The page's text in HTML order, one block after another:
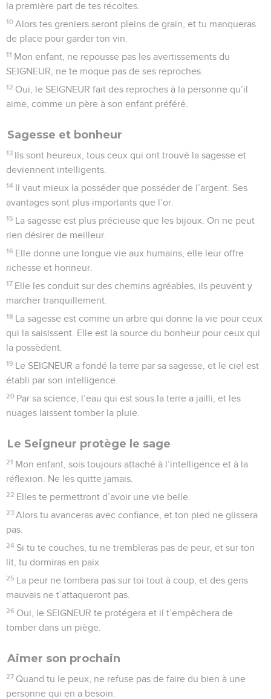
la première part de tes récoltes.
10 Alors tes greniers seront pleins de grain, et tu manqueras
de place pour garder ton vin.
11 Mon enfant, ne repousse pas les avertissements du
SEIGNEUR, ne te moque pas de ses reproches.
12 Oui, le SEIGNEUR fait des reproches à la personne qu’il
aime, comme un père à son enfant préféré.
Sagesse et bonheur
13 Ils sont heureux, tous ceux qui ont trouvé la sagesse et
deviennent intelligents.
14 Il vaut mieux la posséder que posséder de l’argent. Ses
avantages sont plus importants que l’or.
15 La sagesse est plus précieuse que les bijoux. On ne peut
rien désirer de meilleur.
16 Elle donne une longue vie aux humains, elle leur offre
richesse et honneur.
17 Elle les conduit sur des chemins agréables, ils peuvent y
marcher tranquillement.
18 La sagesse est comme un arbre qui donne la vie pour ceux
qui la saisissent. Elle est la source du bonheur pour ceux qui
la possèdent.
19 Le SEIGNEUR a fondé la terre par sa sagesse, et le ciel est
établi par son intelligence.
20 Par sa science, l’eau qui est sous la terre a jailli, et les
nuages laissent tomber la pluie.
Le Seigneur protège le sage
21 Mon enfant, sois toujours attaché à l’intelligence et à la
réflexion. Ne les quitte jamais.
22 Elles te permettront d’avoir une vie belle.
23 Alors tu avanceras avec confiance, et ton pied ne glissera
pas.
24 Si tu te couches, tu ne trembleras pas de peur, et sur ton
lit, tu dormiras en paix.
25 La peur ne tombera pas sur toi tout à coup, et des gens
mauvais ne t’attaqueront pas.
26 Oui, le SEIGNEUR te protégera et il t’empêchera de
tomber dans un piège.
Aimer son prochain
27 Quand tu le peux, ne refuse pas de faire du bien à une
personne qui en a besoin.